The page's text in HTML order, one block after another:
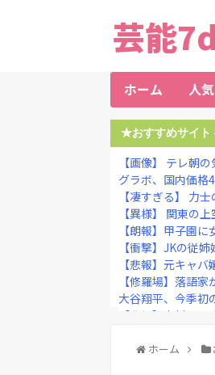
芸能
ホーム 人
★おすすめサイト
【画像】 テレ朝
グラボ、国内価格
【凄すぎる】 力
【異様】 関東の
【朗報】甲子園
【衝撃】JKの従
【悲報】元キャ
【修羅場】落語
大谷翔平、今季
【悲報】志村け
【画像】みい山
ホーム